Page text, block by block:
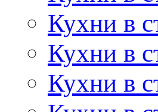
Кухни в
Кухни в
Кухни в